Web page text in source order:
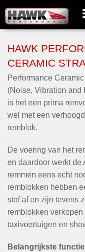
HAWK
CERAMIC
Performance
(Noise, Vibration and
is het een prima
wel met een
remblok.
De voering van het
en daardoor werkt de
remmen eens echt
remblokken hebben
stof af en zijn tevens
remblokken
taxivoertuigen en
Belangrijkste